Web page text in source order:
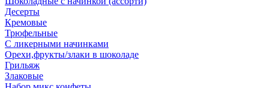
Десерты
Кремовые
Трюфельные
С ликерными начинками
Орехи,фрукты/злаки в шоколаде
Грильяж
Злаковые